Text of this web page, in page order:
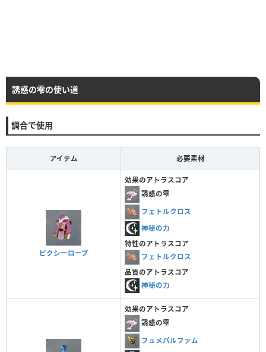
誘惑の雫の使い道
調合で使用
アイテム 必要素材
ピクシーローブ
効果のアトラスコア
誘惑の雫
フェトルクロス
神秘の力
特性のアトラスコア
フェトルクロス
品質のアトラスコア
神秘の力
効果のアトラスコア
誘惑の雫
フュメパルファム